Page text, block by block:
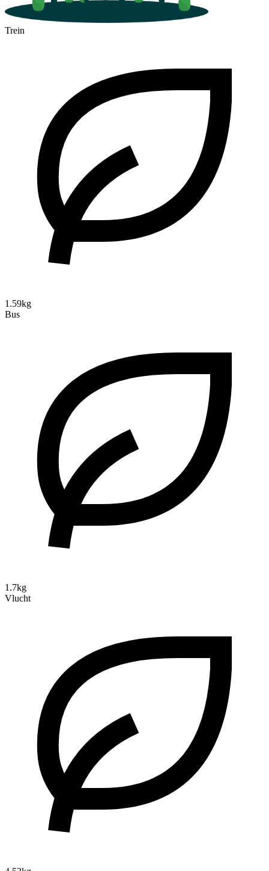
Trein
1.59kg
Bus
1.7kg
Vlucht